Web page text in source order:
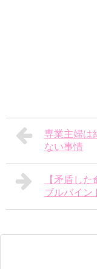
専業主婦は
ない事情
【矛盾し
ブルバイン